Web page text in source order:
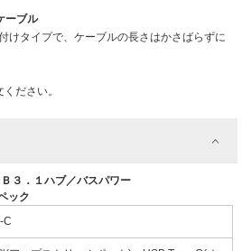
ーブル
けタイプで、ケーブルの長さはかさばらずに
ださい。
３．１ハブ／バスパワー
ック
C